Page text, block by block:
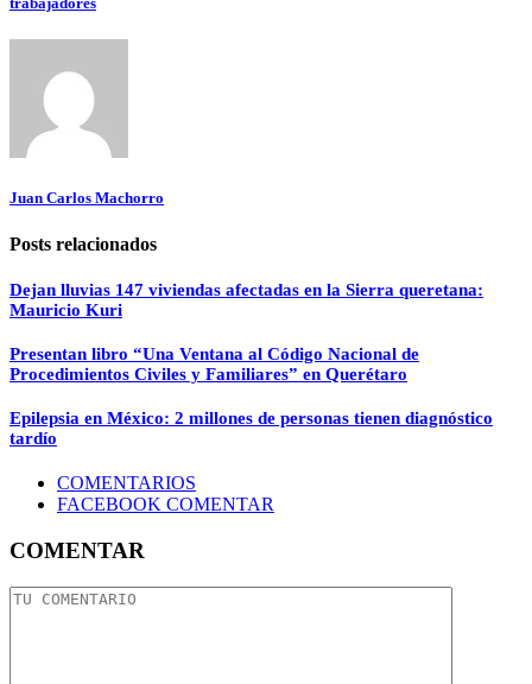
Juan Carlos Machorro
Posts relacionados
Dejan lluvias 147 viviendas afectadas en la Sierra queretana:
Mauricio Kuri
Presentan libro “Una Ventana al Código Nacional de
Procedimientos Civiles y Familiares” en Querétaro
Epilepsia en México: 2 millones de personas tienen diagnóstico
tardío
COMENTARIOS
FACEBOOK COMENTAR
COMENTAR